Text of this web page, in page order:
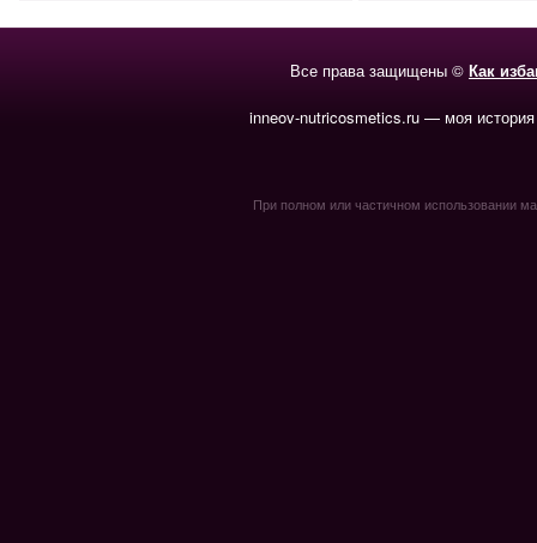
Все права защищены © Как
inneov-nutricosmetics.ru — моя
При полном или частичном использовании